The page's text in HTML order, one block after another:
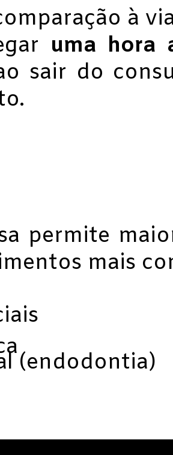
à
uma hora
sair do
permite
mais
(endodontia)